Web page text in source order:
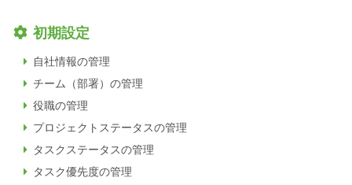
初期設定
自社情報の管理
チーム（部署）の管理
役職の管理
プロジェクトステータスの管理
タスクステータスの管理
タスク優先度の管理